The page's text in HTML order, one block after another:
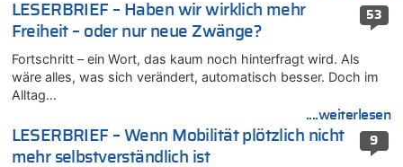
Zweite Hitzewelle in diesem Sommer ist jetzt amtlich
06.08.2026 - 11:11 von Dax zu
Wie kam es zur Ceuta-Krise?
06.08.2026 - 10:39 von Mungo zu
Wasserstand des Rheins in NRW so niedrig wie noch nie
06.08.2026 - 10:34 von Ostbelgien Direkt zu
Tessa Wullaert knackt die 100-Tore-Marke für die Red Flames
53
LESERBRIEF – Haben wir wirklich mehr
Freiheit – oder nur neue Zwänge?
Fortschritt – ein Wort, das kaum noch hinterfragt wird. Als
wäre alles, was sich verändert, automatisch besser. Doch im
Alltag…
....weiterlesen
9
LESERBRIEF – Wenn Mobilität plötzlich nicht
mehr selbstverständlich ist